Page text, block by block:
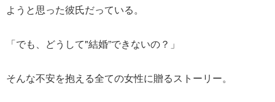
ようと思った彼氏だっている。
「でも、どうして"結婚”できないの？」
そんな不安を抱える全ての女性に贈るストーリー。